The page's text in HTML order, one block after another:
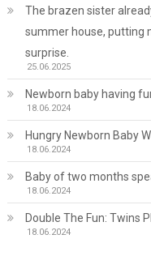
The brazen sister
summer house, putting
surprise.
25.06.2025
Newborn baby having
18.06.2024
Hungry Newborn Baby
18.06.2024
Baby of two months
18.06.2024
Double The Fun: Twins
18.06.2024